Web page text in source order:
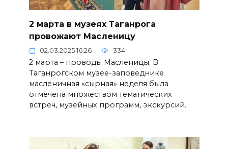
2 марта в музеях Таганрога
провожают Масленицу
02.03.2025 16:26 334
2 марта – проводы Масленицы. В
Таганрогском музее-заповеднике
масленичная «сырная» неделя была
отмечена множеством тематических
встреч, музейных программ, экскурсий.